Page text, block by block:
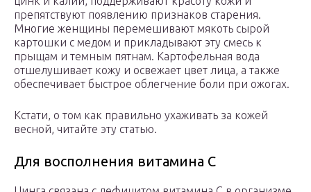
препятствуют появлению признаков старения.
Многие женщины перемешивают мякоть сырой
картошки с медом и прикладывают эту смесь к
прыщам и темным пятнам. Картофельная вода
отшелушивает кожу и освежает цвет лица, а также
обеспечивает быстрое облегчение боли при ожогах.
Кстати, о том как правильно ухаживать за кожей
весной, читайте эту статью.
Для восполнения витамина С